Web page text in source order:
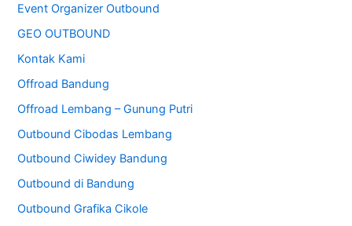
Event Organizer Outbound
GEO OUTBOUND
Kontak Kami
Offroad Bandung
Offroad Lembang – Gunung Putri
Outbound Cibodas Lembang
Outbound Ciwidey Bandung
Outbound di Bandung
Outbound Grafika Cikole